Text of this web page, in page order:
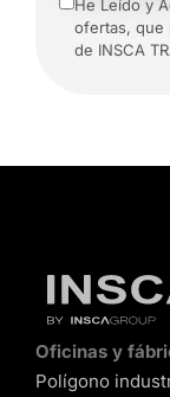
He Leído y
ofertas, que
de INSCA
Oficinas y
Polígono